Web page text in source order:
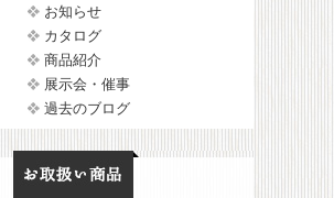
お知らせ
カタログ
商品紹介
展示会・催事
過去のブログ